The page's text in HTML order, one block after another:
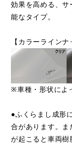
効果を高める、
能なタイプ。
【カラーラインナ
※車種・形状によ
●ふくらまし成形
合があります。ま
が起こると車両樹